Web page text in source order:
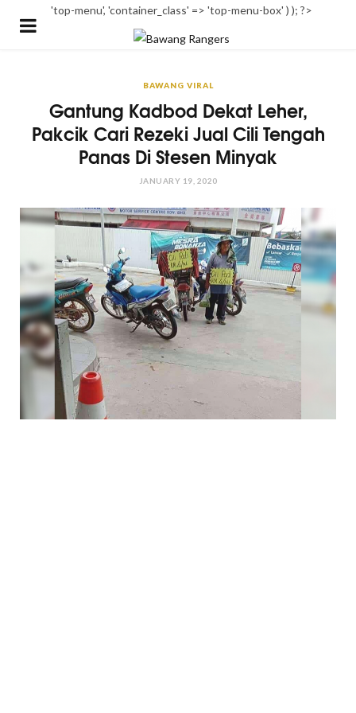
'top-menu', 'container_class' => 'top-menu-box' ) ); ?>
BAWANG VIRAL
Gantung Kadbod Dekat Leher,
Pakcik Cari Rezeki Jual Cili Tengah
Panas Di Stesen Minyak
JANUARY 19, 2020